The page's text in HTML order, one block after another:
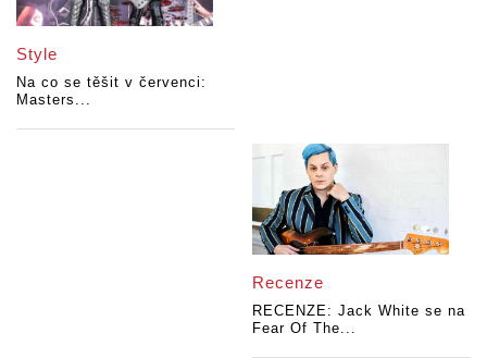
Style
Na co se těšit v červenci:
Masters...
Recenze
RECENZE: Jack White se na
Fear Of The...